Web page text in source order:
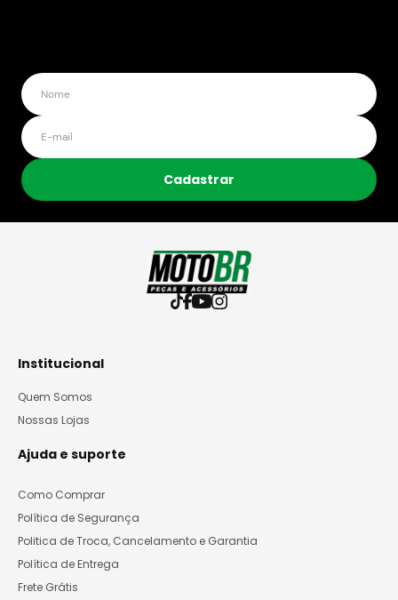
Cadastrar
Institucional
Quem Somos
Nossas Lojas
Ajuda e suporte
Como Comprar
Política de Segurança
Politica de Troca, Cancelamento e Garantia
Política de Entrega
Frete Grátis